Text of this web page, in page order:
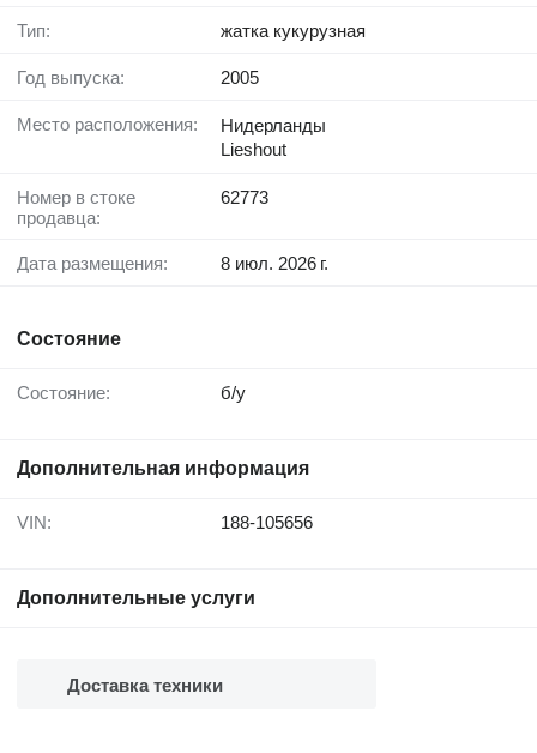
Тип: жатка кукурузная
Год выпуска: 2005
Место расположения:
Нидерланды
Lieshout
Номер в стоке
продавца:
62773
Дата размещения: 8 июл. 2026 г.
Состояние
Состояние: б/у
Дополнительная информация
VIN: 188-105656
Дополнительные услуги
Доставка техники